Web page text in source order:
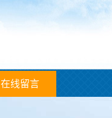
在线留言